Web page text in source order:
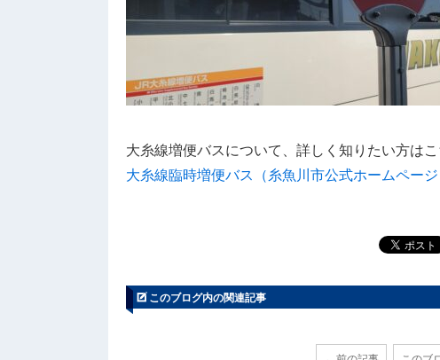
大糸線増便バスについて、詳しく知りたい方は
大糸線臨時増便バス（糸魚川市公式ホームページ
このブログ内の関連記事